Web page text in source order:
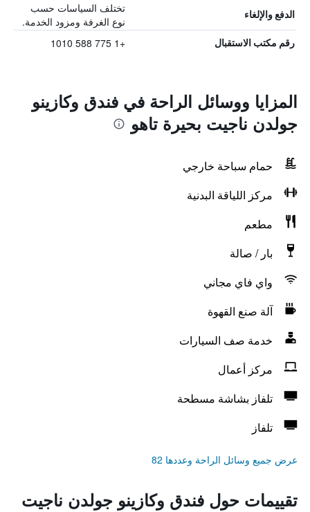
الدفع والإلغاء
تختلف السياسات حسب
نوع الغرفة ومزود الخدمة.
رقم مكتب الاستقبال +1 775 588 1010
المزايا ووسائل الراحة في فندق وكازينو
جولدن ناجيت بحيرة تاهو
حمام سباحة خارجي
مركز اللياقة البدنية
مطعم
بار / صالة
واي فاي مجاني
آلة صنع القهوة
خدمة صف السيارات
مركز أعمال
تلفاز بشاشة مسطحة
تلفاز
عرض جميع وسائل الراحة وعددها 82
تقييمات حول فندق وكازينو جولدن ناجيت